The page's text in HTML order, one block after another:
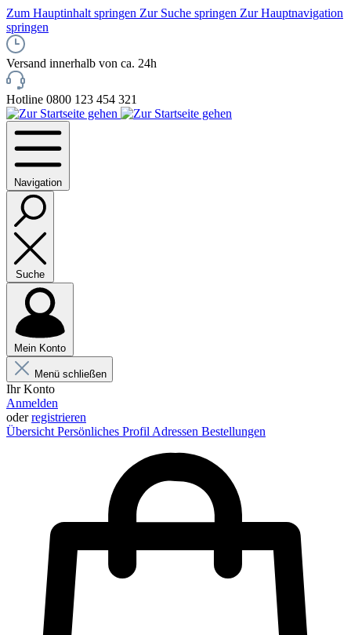
Zum Hauptinhalt springen Zur Suche springen Zur Hauptnavigation
springen
Versand innerhalb von ca. 24h
Hotline 0800 123 454 321
Navigation
Suche
Mein Konto
Menü schließen
Ihr Konto
Anmelden
oderregistrieren
Übersicht Persönliches Profil Adressen Bestellungen